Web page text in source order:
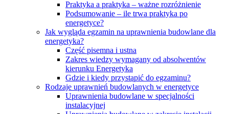
Praktyka a praktyka – ważne rozróżnienie
Podsumowanie – ile trwa praktyka po
energetyce?
Jak wygląda egzamin na uprawnienia budowlane dla
energetyka?
Część pisemna i ustna
Zakres wiedzy wymagany od absolwentów
kierunku Energetyka
Gdzie i kiedy przystąpić do egzaminu?
Rodzaje uprawnień budowlanych w energetyce
Uprawnienia budowlane w specjalności
instalacyjnej